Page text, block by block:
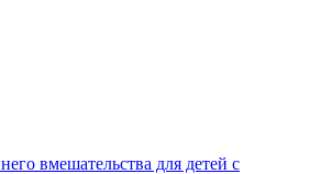
вмешательства для детей с